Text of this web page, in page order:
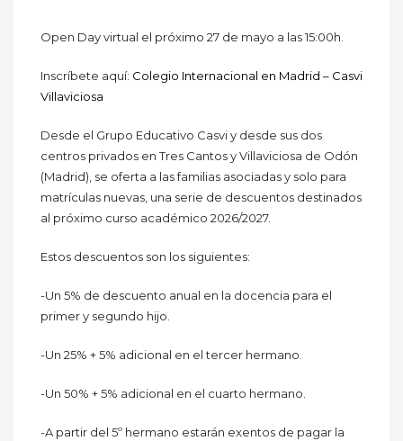
Open Day virtual el próximo 27 de mayo a las 15:00h.
Inscríbete aquí: Colegio Internacional en Madrid – Casvi
Villaviciosa
Desde el Grupo Educativo Casvi y desde sus dos
centros privados en Tres Cantos y Villaviciosa de Odón
(Madrid), se oferta a las familias asociadas y solo para
matrículas nuevas, una serie de descuentos destinados
al próximo curso académico 2026/2027.
Estos descuentos son los siguientes:
-Un 5% de descuento anual en la docencia para el
primer y segundo hijo.
-Un 25% + 5% adicional en el tercer hermano.
-Un 50% + 5% adicional en el cuarto hermano.
-A partir del 5º hermano estarán exentos de pagar la